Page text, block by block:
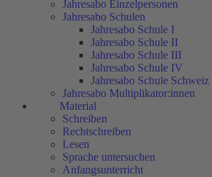
Jahresabo Einzelpersonen
Jahresabo Schulen
Jahresabo Schule I
Jahresabo Schule II
Jahresabo Schule III
Jahresabo Schule IV
Jahresabo Schule Schweiz
Jahresabo Multiplikator:innen
Material
Schreiben
Rechtschreiben
Lesen
Sprache untersuchen
Anfangsunterricht